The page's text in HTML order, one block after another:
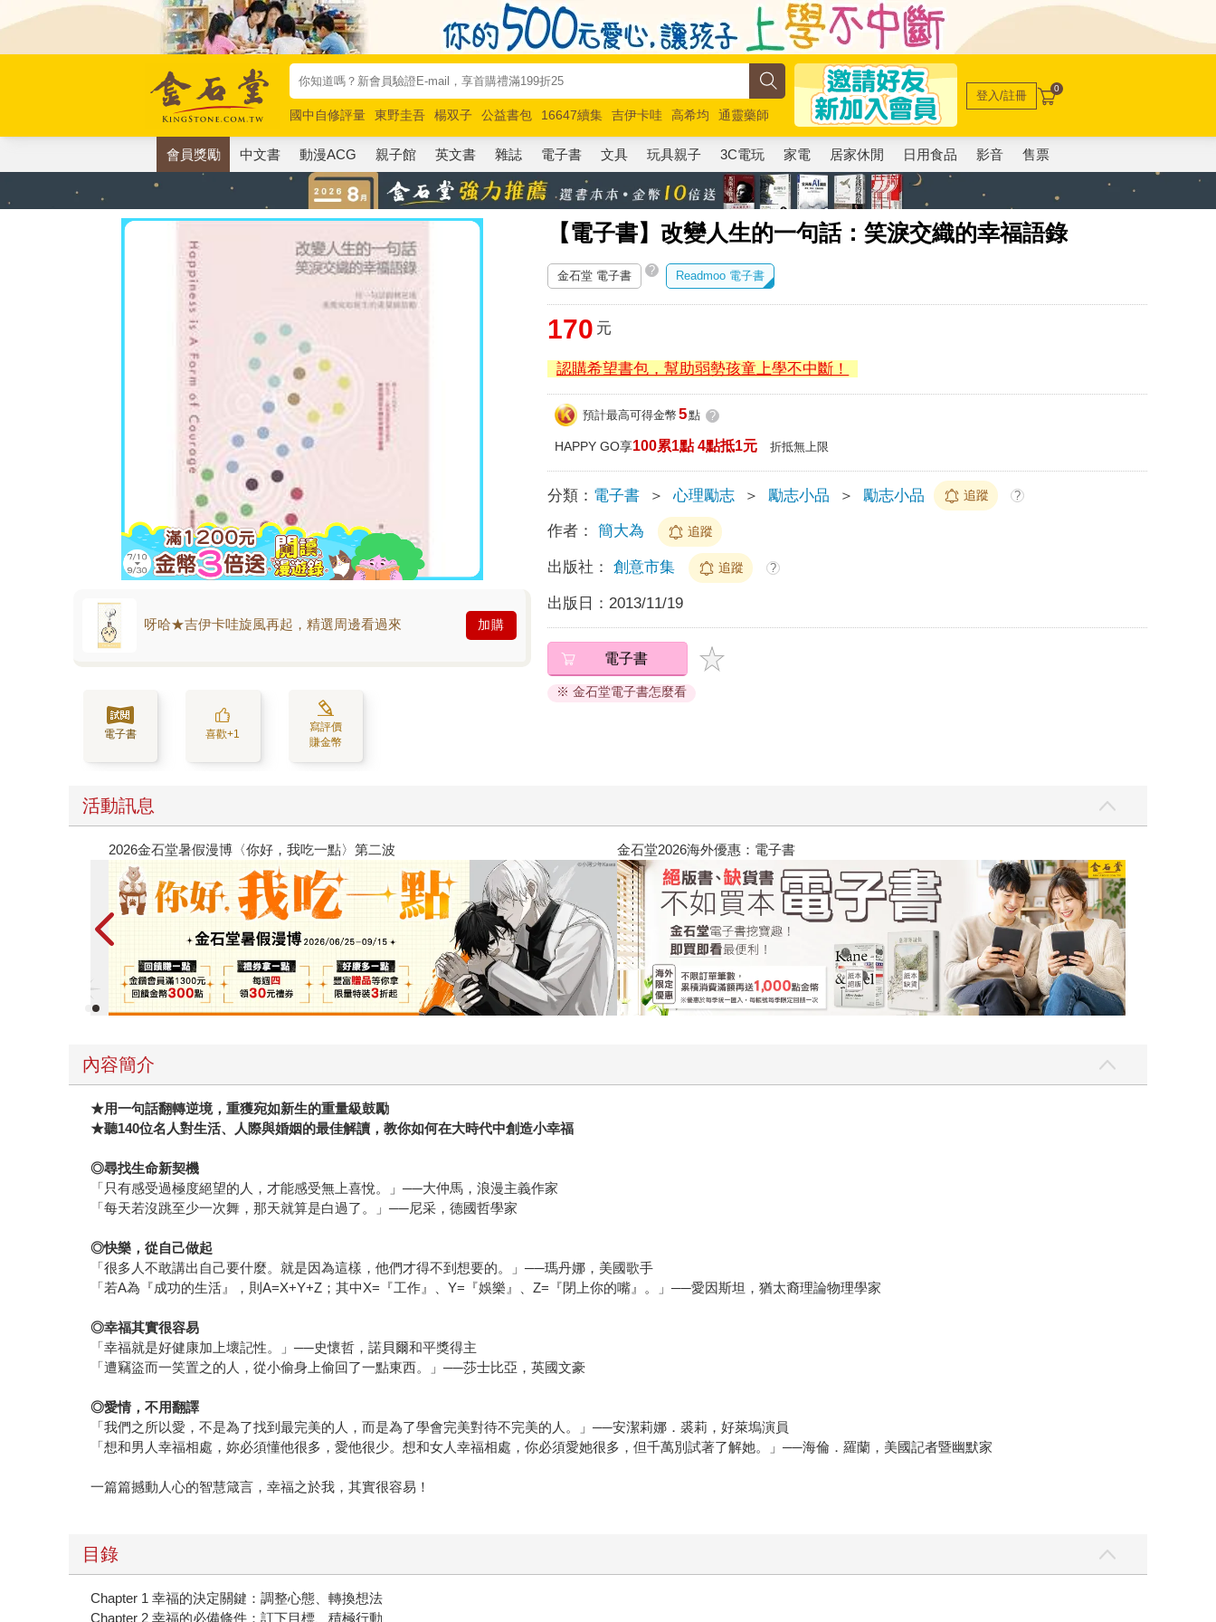
國中自修評量 東野圭吾 楊双子 公益書包 16647續集 吉伊卡哇 高希均
通靈藥師
唯紅花綻放
奧德賽 路邊攤新作 馬斯克 玩具總動員5 超慢跑
登入/註冊 0
會員獎勵 中文書 動漫ACG 親子館 英文書 雜誌 電子書 文具 玩具親子 3C電玩 家電 居家休閒 日用食品 影音 售票
【電子書】改變人生的一句話：笑淚交織的幸福語錄
呀哈★吉伊卡哇旋風再起，精選周邊看過來 加購
電子書 喜歡+1
寫評價
賺金幣
金石堂 電子書 ? Readmoo 電子書
170 元
認購希望書包，幫助弱勢孩童上學不中斷！
預計最高可得金幣 5點 ?
HAPPY GO享100累1點 4點抵1元 折抵無上限
分類： 電子書 ＞ 心理勵志 ＞ 勵志小品 ＞ 勵志小品 追蹤 ?
作者： 簡大為 追蹤
出版社： 創意市集 追蹤 ?
出版日： 2013/11/19
電子書
※ 金石堂電子書怎麼看
活動訊息
春光ｘ奇幻基地｜全書系展 2026金石堂暑假漫博〈你好，我吃一點〉第二波
內容簡介
★用一句話翻轉逆境，重獲宛如新生的重量級鼓勵
★聽140位名人對生活、人際與婚姻的最佳解讀，教你如何在大時代中創造小幸福
◎尋找生命新契機
「只有感受過極度絕望的人，才能感受無上喜悅。」──大仲馬，浪漫主義作家
「每天若沒跳至少一次舞，那天就算是白過了。」──尼采，德國哲學家
◎快樂，從自己做起
「很多人不敢講出自己要什麼。就是因為這樣，他們才得不到想要的。」──瑪丹娜，美國歌手
「若A為『成功的生活』，則A=X+Y+Z；其中X=『工作』、Y=『娛樂』、Z=『閉上你的嘴』。」──愛因斯坦，猶太裔理論物理學家
◎幸福其實很容易
「幸福就是好健康加上壞記性。」──史懷哲，諾貝爾和平獎得主
「遭竊盜而一笑置之的人，從小偷身上偷回了一點東西。」──莎士比亞，英國文豪
◎愛情，不用翻譯
「我們之所以愛，不是為了找到最完美的人，而是為了學會完美對待不完美的人。」──安潔莉娜．裘莉，好萊塢演員
「想和男人幸福相處，妳必須懂他很多，愛他很少。想和女人幸福相處，你必須愛她很多，但千萬別試著了解她。」──海倫．羅蘭，美國記者暨幽默家
一篇篇撼動人心的智慧箴言，幸福之於我，其實很容易！
目錄
Chapter 1 幸福的決定關鍵：調整心態、轉換想法
Chapter 2 幸福的必備條件：訂下目標、積極行動